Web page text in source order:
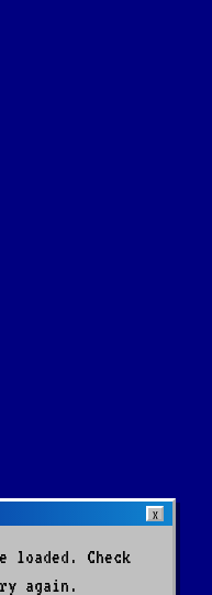
X
Check
again.